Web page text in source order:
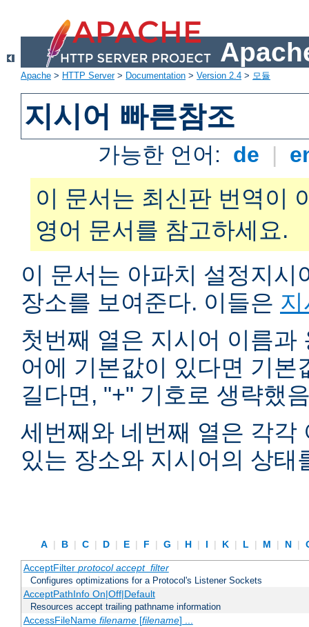
Apache > HTTP Server> Documentation > Version 2.4 > 모듈
지시어 빠른참조
가능한 언어: de |
이 문서는 최신판 번역이
영어 문서를 참고하세요.
이 문서는 아파치 설정지
장소를 보여준다. 이들은
첫번째 열은 지시어 이름
어에 기본값이 있다면 기
길다면, "+" 기호로 생략했
세번째와 네번째 열은 각각
있는 장소와 지시어의 상태
A | B | C | D | E | F | G | H | I | K | L | M | N |
AcceptFilter protocol accept_filter
Configures optimizations for a Protocol's Listener Sockets
AcceptPathInfo On|Off|Default
Resources accept trailing pathname information
AccessFileName filename[filename] ...